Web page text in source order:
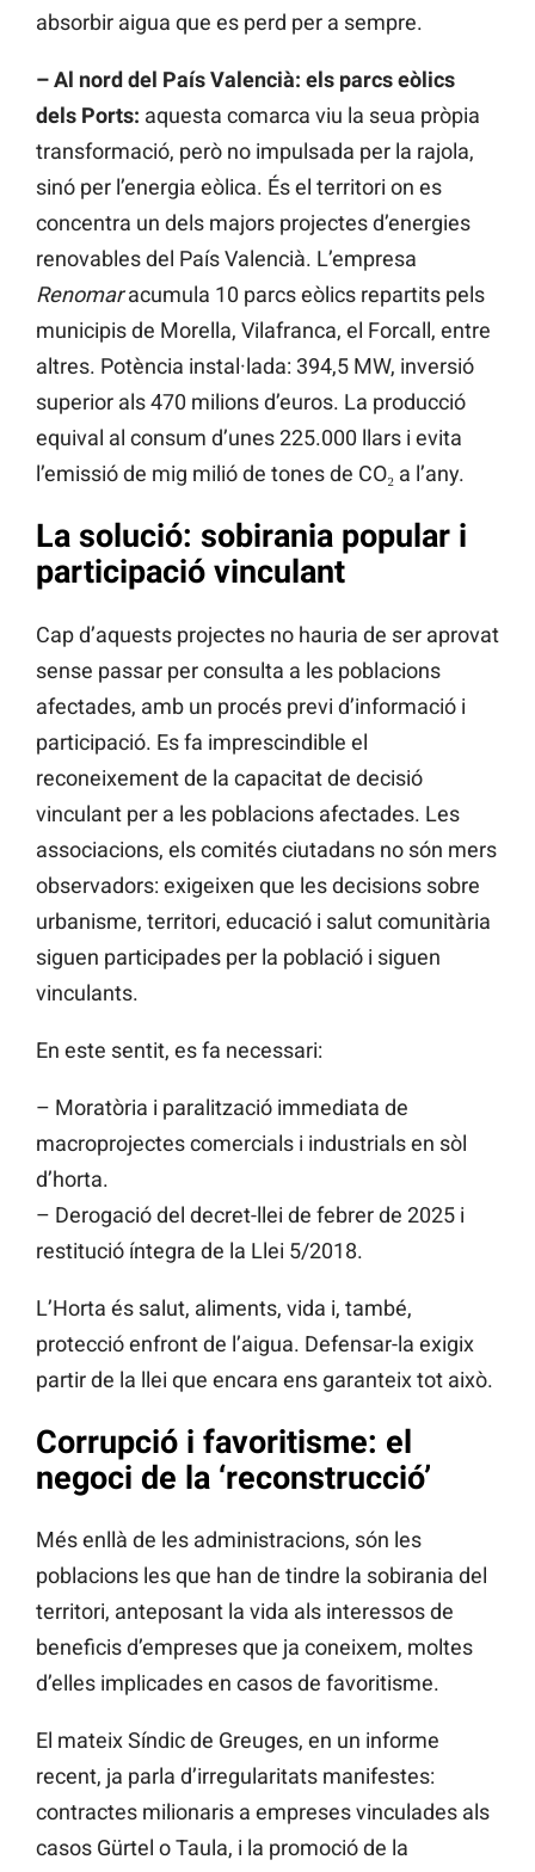
absorbir aigua que es perd per a sempre.
– Al nord del País Valencià: els parcs eòlics
dels Ports: aquesta comarca viu la seua pròpia
transformació, però no impulsada per la rajola,
sinó per l’energia eòlica. És el territori on es
concentra un dels majors projectes d’energies
renovables del País Valencià. L’empresa
Renomaracumula 10 parcs eòlics repartits pels
municipis de Morella, Vilafranca, el Forcall, entre
altres. Potència instal·lada: 394,5 MW, inversió
superior als 470 milions d’euros. La producció
equival al consum d’unes 225.000 llars i evita
l’emissió de mig milió de tones de CO₂ a l’any.
La solució: sobirania popular i
participació vinculant
Cap d’aquests projectes no hauria de ser aprovat
sense passar per consulta a les poblacions
afectades, amb un procés previ d’informació i
participació. Es fa imprescindible el
reconeixement de la capacitat de decisió
vinculant per a les poblacions afectades. Les
associacions, els comités ciutadans no són mers
observadors: exigeixen que les decisions sobre
urbanisme, territori, educació i salut comunitària
siguen participades per la població i siguen
vinculants.
En este sentit, es fa necessari:
– Moratòria i paralització immediata de
macroprojectes comercials i industrials en sòl
d’horta.
– Derogació del decret-llei de febrer de 2025 i
restitució íntegra de la Llei 5/2018.
L’Horta és salut, aliments, vida i, també,
protecció enfront de l’aigua. Defensar-la exigix
partir de la llei que encara ens garanteix tot això.
Corrupció i favoritisme: el
negoci de la ‘reconstrucció’
Més enllà de les administracions, són les
poblacions les que han de tindre la sobirania del
territori, anteposant la vida als interessos de
beneficis d’empreses que ja coneixem, moltes
d’elles implicades en casos de favoritisme.
El mateix Síndic de Greuges, en un informe
recent, ja parla d’irregularitats manifestes:
contractes milionaris a empreses vinculades als
casos Gürtel o Taula, i la promoció de la